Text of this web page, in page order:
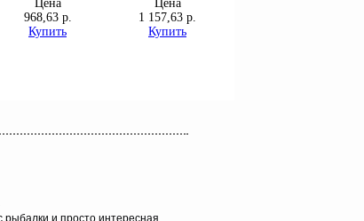
рыбалки и просто интересная